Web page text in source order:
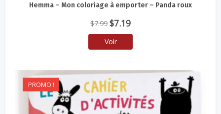
Hemma – Mon coloriage à emporter – Panda roux
$7.99 Le
prix
initial
$7.19Le
prix
Voir
PROMO !